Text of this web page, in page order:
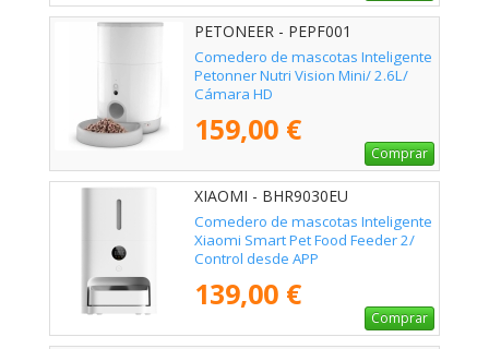
PETONEER - PEPF001
Comedero de mascotas Inteligente
Petonner Nutri Vision Mini/ 2.6L/
Cámara HD
159,00 €
Comprar
XIAOMI - BHR9030EU
Comedero de mascotas Inteligente
Xiaomi Smart Pet Food Feeder 2/
Control desde APP
139,00 €
Comprar